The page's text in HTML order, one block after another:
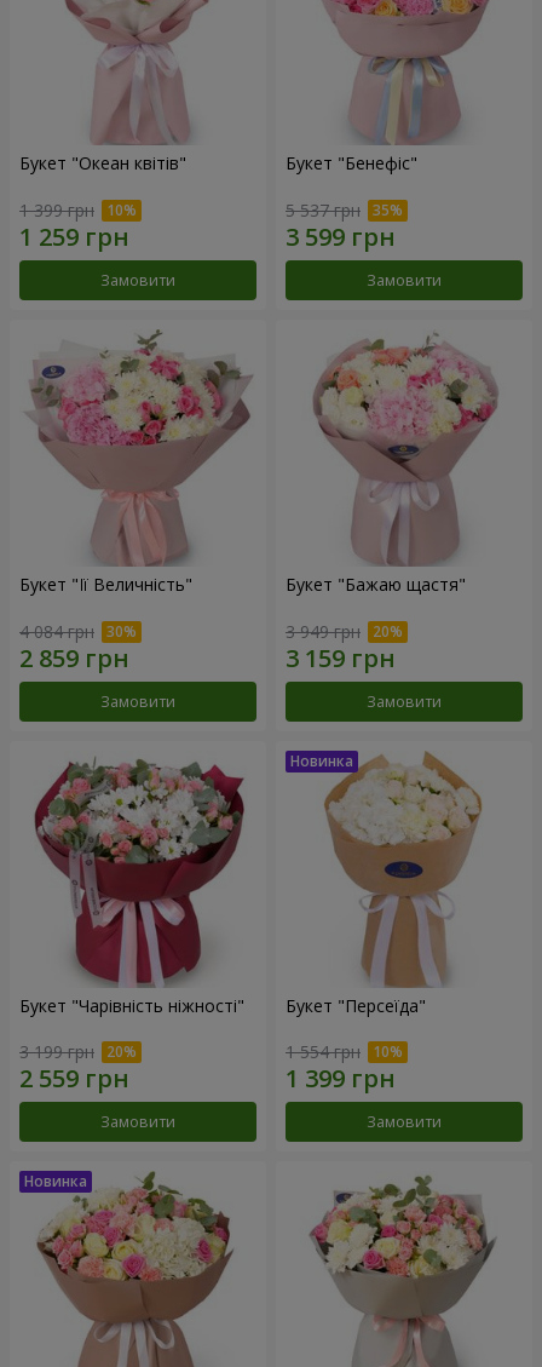
Букет "Океан квітів"
1 399 грн
Замовити
Букет "Бенефіс"
5 537 грн
Замовити
Букет "Її Величність"
4 084 грн
Замовити
Букет "Бажаю щастя"
3 949 грн
Замовити
Букет "Чарівність ніжності"
3 199 грн
Замовити
Букет "Персеїда"
1 554 грн
Замовити